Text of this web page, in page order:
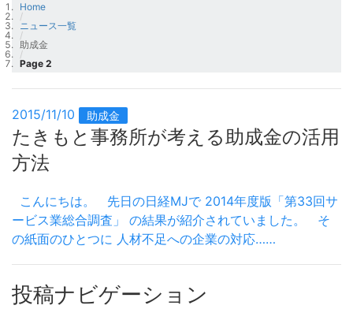
Home
/
ニュース一覧
/
助成金
/
Page 2
2015/11/10 助成金
たきもと事務所が考える助成金の活用
方法
こんにちは。 先日の日経MJで 2014年度版「第33回サ
ービス業総合調査」 の結果が紹介されていました。 そ
の紙面のひとつに 人材不足への企業の対応……
投稿ナビゲーション